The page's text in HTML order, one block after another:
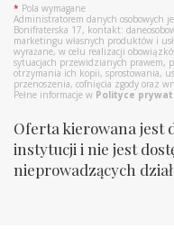
* Pola wymagane
Administratorem danych osobowych
Bonifraterska 17, kontakt:
marketingu własnych produktów i
wyrażane, w celu realizacji
sytuacjach przewidzianych prawem,
otrzymania ich kopii, sprostowania,
przenoszenia, cofnięcia zgody oraz
Pełne informacje w Polityce
Oferta kierowana jest
instytucji i nie jest
nieprowadzących